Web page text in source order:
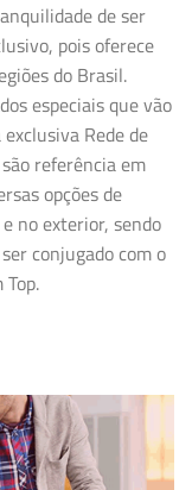
de ser
pois oferece
do Brasil.
especiais que vão
Rede de
referência em
opções de
no exterior, sendo
conjugado com o